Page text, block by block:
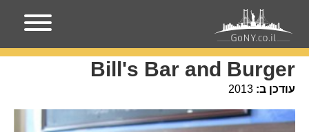
עמוד הבית מקומות בניו-יורק
Bill's Bar and Burger
עודכן ב: 2013